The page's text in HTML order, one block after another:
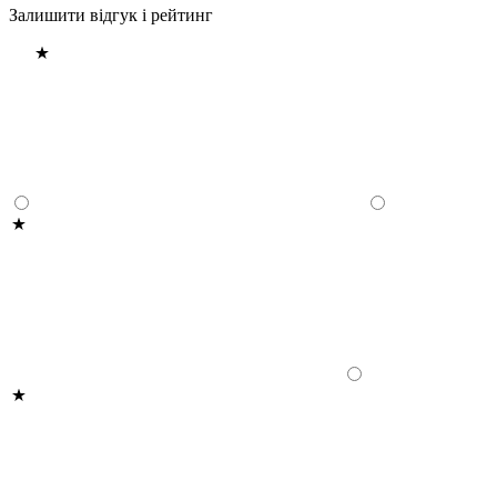
Залишити відгук і рейтинг